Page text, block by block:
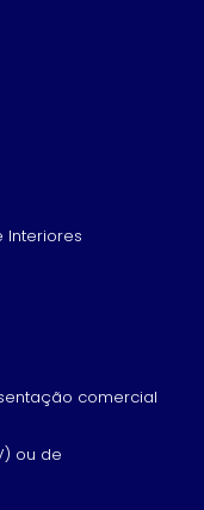
Interiores
comercial
ou de